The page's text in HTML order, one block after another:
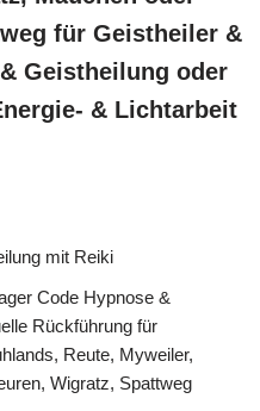
für Geistheiler &
Geistheilung oder
& Lichtarbeit
mit Reiki
Code Hypnose &
Rückführung für
Reute, Myweiler,
Wigratz, Spattweg